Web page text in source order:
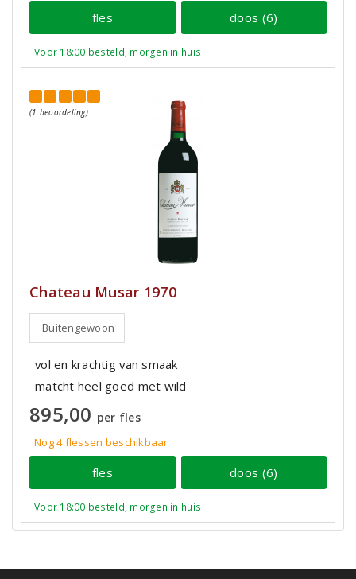
fles doos (6)
Voor 18:00 besteld, morgen in huis
(1 beoordeling)
Chateau Musar 1970
Buitengewoon
vol en krachtig van smaak
matcht heel goed met wild
895,00 per fles
Nog 4flessen beschikbaar
fles doos (6)
Voor 18:00 besteld, morgen in huis